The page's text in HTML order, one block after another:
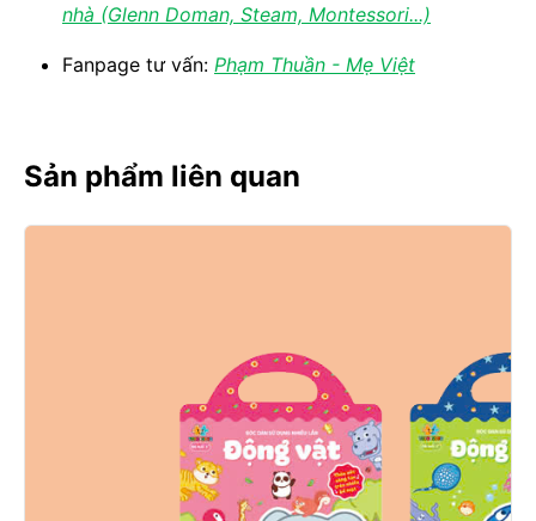
nhà (Glenn Doman, Steam, Montessori...)
Fanpage tư vấn: Phạm Thuần - Mẹ Việt
Sản phẩm liên quan